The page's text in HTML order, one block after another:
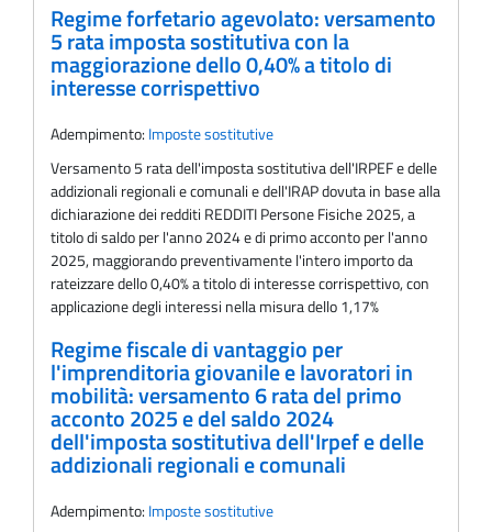
Regime forfetario agevolato: versamento
5 rata imposta sostitutiva con la
maggiorazione dello 0,40% a titolo di
interesse corrispettivo
Adempimento: Imposte sostitutive
Versamento 5 rata dell'imposta sostitutiva dell'IRPEF e delle
addizionali regionali e comunali e dell'IRAP dovuta in base alla
dichiarazione dei redditi REDDITI Persone Fisiche 2025, a
titolo di saldo per l'anno 2024 e di primo acconto per l'anno
2025, maggiorando preventivamente l'intero importo da
rateizzare dello 0,40% a titolo di interesse corrispettivo, con
applicazione degli interessi nella misura dello 1,17%
Regime fiscale di vantaggio per
l'imprenditoria giovanile e lavoratori in
mobilità: versamento 6 rata del primo
acconto 2025 e del saldo 2024
dell'imposta sostitutiva dell'Irpef e delle
addizionali regionali e comunali
Adempimento: Imposte sostitutive